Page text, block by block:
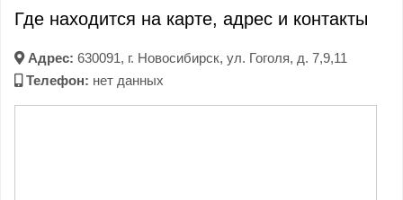
Где находится на карте, адрес и контакты
Адрес: 630091, г. Новосибирск, ул. Гоголя, д. 7,9,11
Телефон: нет данных